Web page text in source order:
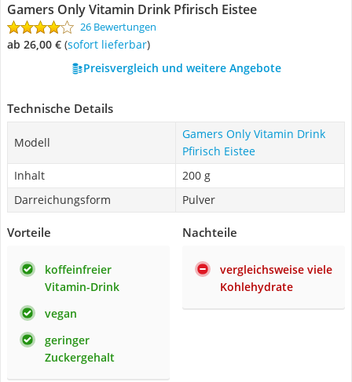
Gamers Only Vitamin Drink Pfirisch Eistee
26 Bewertungen
ab 26,00 € ( Sofort lieferbar)
Preisvergleich und weitere Angebote
Technische Details
Modell
Gamers Only Vitamin Drink
Pfirisch Eistee
Inhalt
200 g
Darreichungsform
Pulver
Vorteile
koffeinfreier
Vitamin-Drink
vegan
geringer
Zuckergehalt
Nachteile
vergleichsweise viele
Kohlehydrate